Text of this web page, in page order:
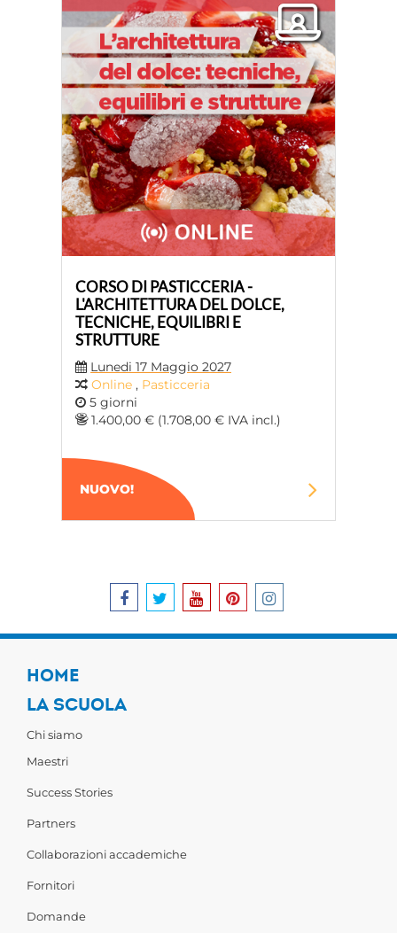
CORSO DI PASTICCERIA -
L'ARCHITETTURA DEL DOLCE,
TECNICHE, EQUILIBRI E
STRUTTURE
Lunedi 17 Maggio 2027
Online , Pasticceria
5 giorni
1.400,00 € (1.708,00 € IVA incl.)
NUOVO!
HOME
LA SCUOLA
Chi siamo
Maestri
Success Stories
Partners
Collaborazioni accademiche
Fornitori
Domande